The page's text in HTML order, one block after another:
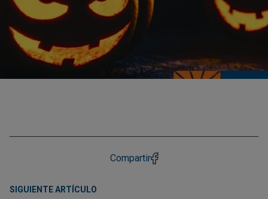
Compartir
SIGUIENTE ARTÍCULO